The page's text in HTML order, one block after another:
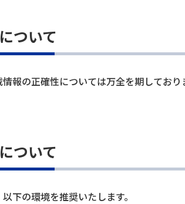
ついて
報の正確性については万全を期してお
ついて
下の環境を推奨いたします。